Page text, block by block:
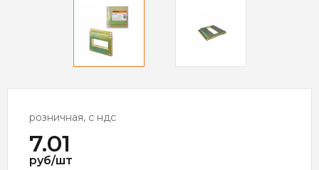
розничная, с ндс
7.01
руб/шт